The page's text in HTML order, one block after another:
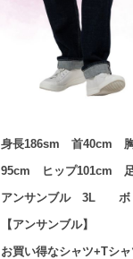
身長186sm 首40cm
95cm ヒップ101cm
アンサンブル 3L ボ
【アンサンブル】
お買い得なシャツ+Tシ